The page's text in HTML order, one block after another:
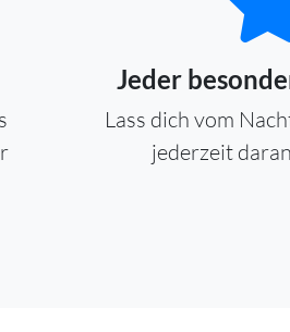
Jeder
Lass dich vom
jederzeit